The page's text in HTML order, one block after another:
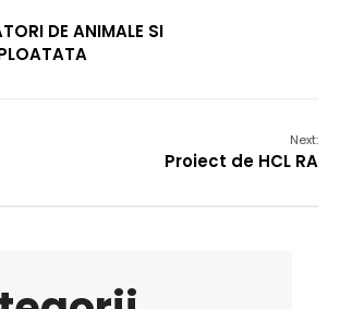
DE ANIMALE SI
Next:
Proiect de HCL RA